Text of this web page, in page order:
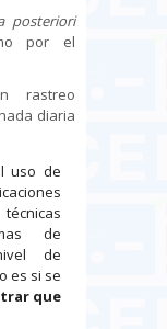
posteriori
por el
rastreo
diaria
uso de
de
de
es si se
que